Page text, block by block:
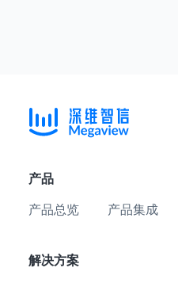
产品
产品总览 产品集成
解决方案